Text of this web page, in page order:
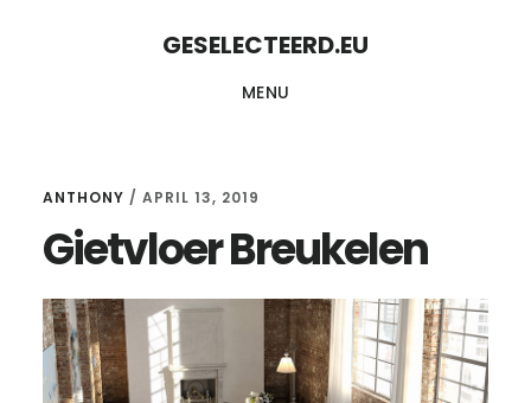
GESELECTEERD.EU
MENU
ANTHONY / APRIL 13, 2019
Gietvloer Breukelen